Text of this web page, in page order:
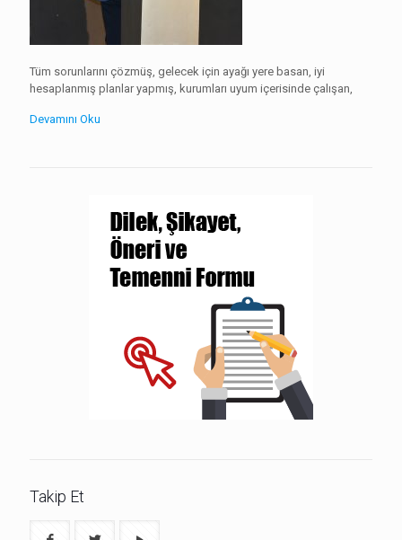
Tüm sorunlarını çözmüş, gelecek için ayağı yere basan, iyi
hesaplanmış planlar yapmış, kurumları uyum içerisinde çalışan,
Devamını Oku
Takip Et